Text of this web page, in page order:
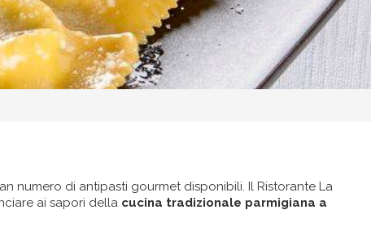
numero di antipasti gourmet disponibili. Il Ristorante La
ai sapori della cucina tradizionale parmigiana a